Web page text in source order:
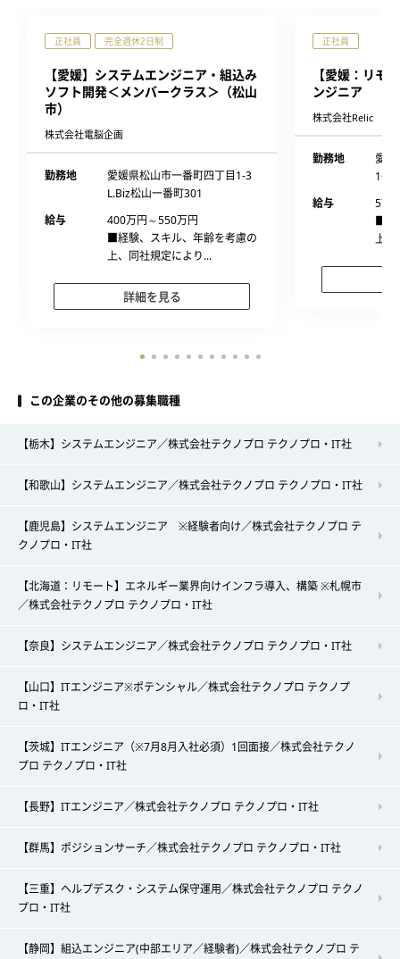
正社員 完全週休2日制
【愛媛】システムエンジニア・組込み
ソフト開発＜メンバークラス＞（松山
市）
株式会社電脳企画
勤務地
愛媛県松山市一番町四丁目1-3
L.Biz松山一番町301
給与
400万円～550万円
■経験、スキル、年齢を考慮の
上、同社規定により...
詳細を見る
正社員
【愛媛：リモ
ンジニア
株式会社Relic
勤務地
愛媛
給与
570
■経
上、
この企業のその他の募集職種
【栃木】システムエンジニア／株式会社テクノプロ テクノプロ・IT社
【和歌山】システムエンジニア／株式会社テクノプロ テクノプロ・IT社
【鹿児島】システムエンジニア ※経験者向け／株式会社テクノプロ テ
クノプロ・IT社
【北海道：リモート】エネルギー業界向けインフラ導入、構築 ※札幌市
／株式会社テクノプロ テクノプロ・IT社
【奈良】システムエンジニア／株式会社テクノプロ テクノプロ・IT社
【山口】ITエンジニア※ポテンシャル／株式会社テクノプロ テクノプ
ロ・IT社
【茨城】ITエンジニア（※7月8月入社必須）1回面接／株式会社テクノ
プロ テクノプロ・IT社
【長野】ITエンジニア／株式会社テクノプロ テクノプロ・IT社
【群馬】ポジションサーチ／株式会社テクノプロ テクノプロ・IT社
【三重】ヘルプデスク・システム保守運用／株式会社テクノプロ テクノ
プロ・IT社
【静岡】組込エンジニア(中部エリア／経験者)／株式会社テクノプロ テ